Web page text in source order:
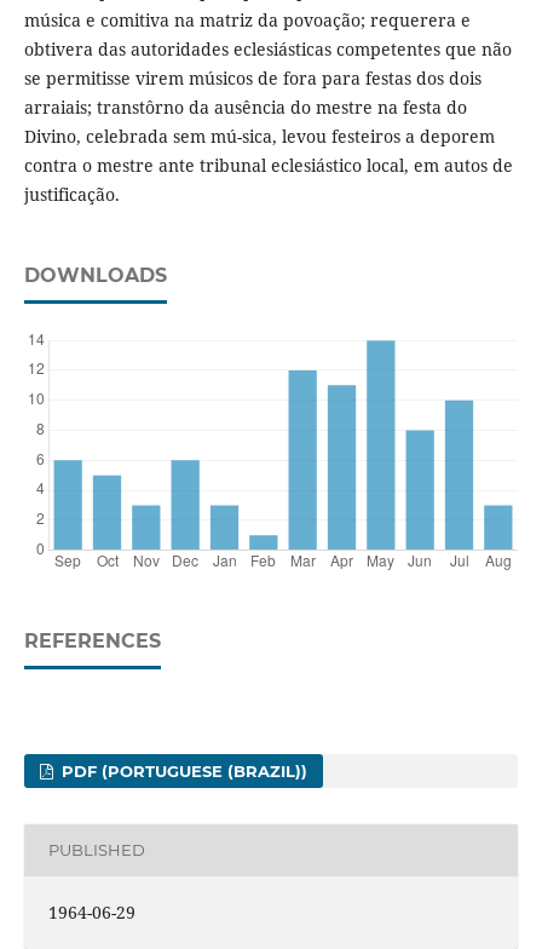
música e comitiva na matriz da povoação; requerera e
obtivera das autoridades eclesiásticas competentes que não
se permitisse virem músicos de fora para festas dos dois
arraiais; transtôrno da ausência do mestre na festa do
Divino, celebrada sem mú-sica, levou festeiros a deporem
contra o mestre ante tribunal eclesiástico local, em autos de
justificação.
DOWNLOADS
REFERENCES
PDF (PORTUGUESE (BRAZIL))
PUBLISHED
1964-06-29